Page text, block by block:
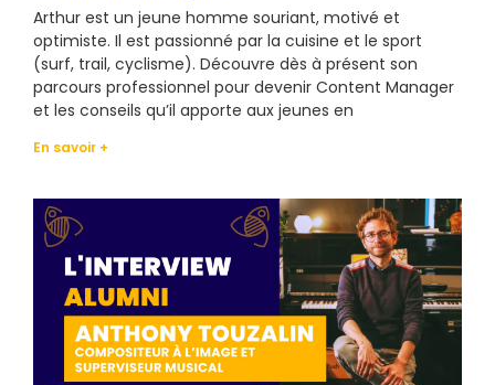
Arthur est un jeune homme souriant, motivé et
optimiste. Il est passionné par la cuisine et le sport
(surf, trail, cyclisme). Découvre dès à présent son
parcours professionnel pour devenir Content Manager
et les conseils qu’il apporte aux jeunes en
En savoir +